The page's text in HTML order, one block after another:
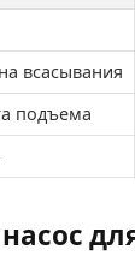
всасывания
подъема